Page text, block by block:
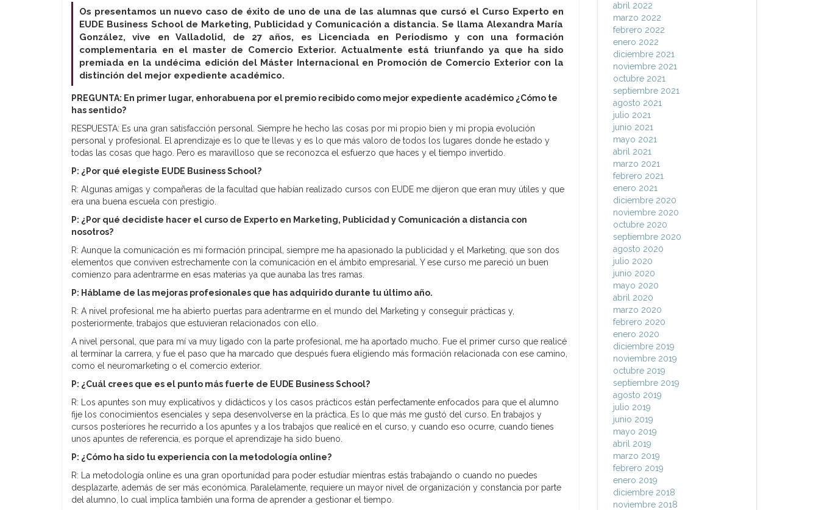
Os presentamos un nuevo caso de éxito de uno de una de las alumnas que cursó el Curso Experto en
EUDE Business School de Marketing, Publicidad y Comunicación a distancia. Se llama Alexandra María
González, vive en Valladolid, de 27 años, es Licenciada en Periodismo y con una formación
complementaria en el master de Comercio Exterior. Actualmente está triunfando ya que ha sido
premiada en la undécima edición del Máster Internacional en Promoción de Comercio Exterior con la
distinción del mejor expediente académico.
PREGUNTA: En primer lugar, enhorabuena por el premio recibido como mejor expediente académico ¿Cómo te
has sentido?
RESPUESTA: Es una gran satisfacción personal. Siempre he hecho las cosas por mi propio bien y mi propia evolución
personal y profesional. El aprendizaje es lo que te llevas y es lo que más valoro de todos los lugares donde he estado y
todas las cosas que hago. Pero es maravilloso que se reconozca el esfuerzo que haces y el tiempo invertido.
P: ¿Por qué elegiste EUDE Business School?
R: Algunas amigas y compañeras de la facultad que habían realizado cursos con EUDE me dijeron que eran muy útiles y que
era una buena escuela con prestigio.
P: ¿Por qué decidiste hacer el curso de Experto en Marketing, Publicidad y Comunicación a distancia con
nosotros?
R: Aunque la comunicación es mi formación principal, siempre me ha apasionado la publicidad y el Marketing, que son dos
elementos que conviven estrechamente con la comunicación en el ámbito empresarial. Y ese curso me pareció un buen
comienzo para adentrarme en esas materias ya que aunaba las tres ramas.
P: Háblame de las mejoras profesionales que has adquirido durante tu último año.
R: A nivel profesional me ha abierto puertas para adentrarme en el mundo del Marketing y conseguir prácticas y,
posteriormente, trabajos que estuvieran relacionados con ello.
A nivel personal, que para mí va muy ligado con la parte profesional, me ha aportado mucho. Fue el primer curso que realicé
al terminar la carrera, y fue el paso que ha marcado que después fuera eligiendo más formación relacionada con ese camino,
como el neuromarketing o el comercio exterior.
P: ¿Cuál crees que es el punto más fuerte de EUDE Business School?
R: Los apuntes son muy explicativos y didácticos y los casos prácticos están perfectamente enfocados para que el alumno
fije los conocimientos esenciales y sepa desenvolverse en la práctica. Es lo que más me gustó del curso. En trabajos y
cursos posteriores he recurrido a los apuntes y a los trabajos que realicé en el curso, y cuando eso ocurre, cuando tienes
unos apuntes de referencia, es porque el aprendizaje ha sido bueno.
P: ¿Cómo ha sido tu experiencia con la metodología online?
R: La metodología online es una gran oportunidad para poder estudiar mientras estás trabajando o cuando no puedes
desplazarte, además de ser más económica. Paralelamente, requiere un mayor nivel de organización y constancia por parte
del alumno, lo cual implica también una forma de aprender a gestionar el tiempo.
abril 2022
marzo 2022
febrero 2022
enero 2022
diciembre 2021
noviembre 2021
octubre 2021
septiembre 2021
agosto 2021
julio 2021
junio 2021
mayo 2021
abril 2021
marzo 2021
febrero 2021
enero 2021
diciembre 2020
noviembre 2020
octubre 2020
septiembre 2020
agosto 2020
julio 2020
junio 2020
mayo 2020
abril 2020
marzo 2020
febrero 2020
enero 2020
diciembre 2019
noviembre 2019
octubre 2019
septiembre 2019
agosto 2019
julio 2019
junio 2019
mayo 2019
abril 2019
marzo 2019
febrero 2019
enero 2019
diciembre 2018
noviembre 2018